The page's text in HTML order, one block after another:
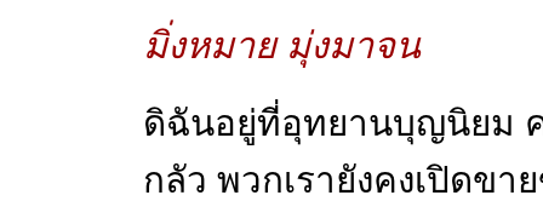
มิ่งหมาย มุ่งมาจน
ดิฉันอยู่ที่อุทยานบุญนิยม
กลัว พวกเรายังคงเปิดข